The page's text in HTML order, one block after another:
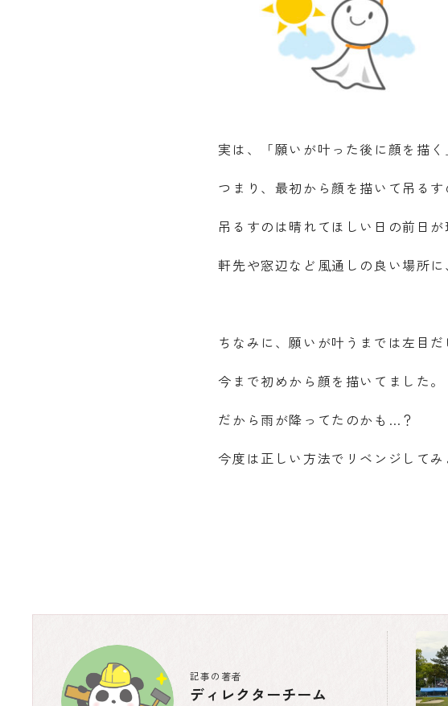
実は、「願いが叶った後に顔を描く
つまり、最初から顔を描いて吊るす
吊るすのは晴れてほしい日の前日が
軒先や窓辺など風通しの良い場所
ちなみに、願いが叶うまでは左目
今まで初めから顔を描いてました。
だから雨が降ってたのかも…？
今度は正しい方法でリベンジしてみ
記事の著者
ディレクターチーム